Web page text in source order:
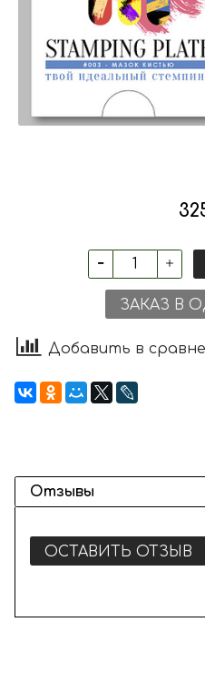
ЗАКАЗ В
Добавить в
Отзывы
ОСТАВИТЬ ОТЗЫВ